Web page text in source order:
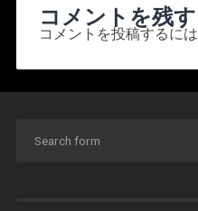
コメントを残す
コメントを投稿するには